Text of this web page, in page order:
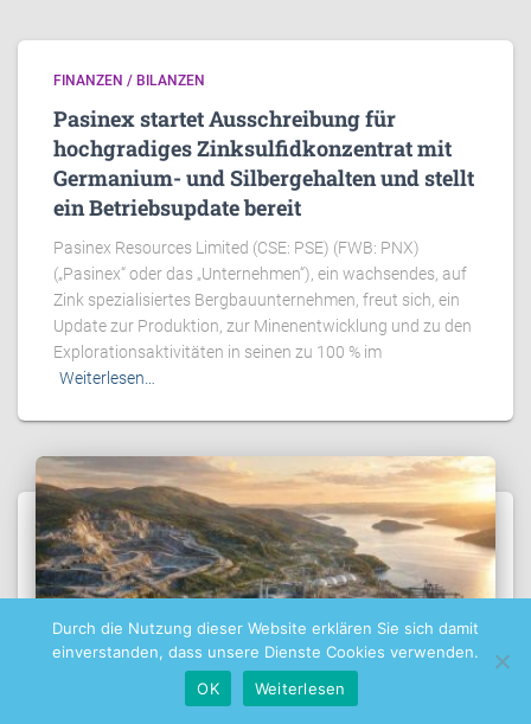
FINANZEN / BILANZEN
Pasinex startet Ausschreibung für
hochgradiges Zinksulfidkonzentrat mit
Germanium- und Silbergehalten und stellt
ein Betriebsupdate bereit
Pasinex Resources Limited (CSE: PSE) (FWB: PNX)
(„Pasinex“ oder das „Unternehmen“), ein wachsendes, auf
Zink spezialisiertes Bergbauunternehmen, freut sich, ein
Update zur Produktion, zur Minenentwicklung und zu den
Explorationsaktivitäten in seinen zu 100 % im
Weiterlesen…
Durch die Nutzung dieser Website erklären Sie sich damit
einverstanden, dass unsere Dienste Cookies verwenden.
OK
Weiterlesen